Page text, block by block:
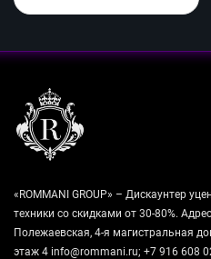
«ROMMANI GROUP» – Дискаунтер
техники со скидками от 30-80%.
Полежаевская, 4-я магистральная
этаж 4 info@rommani.ru; +7 916 608